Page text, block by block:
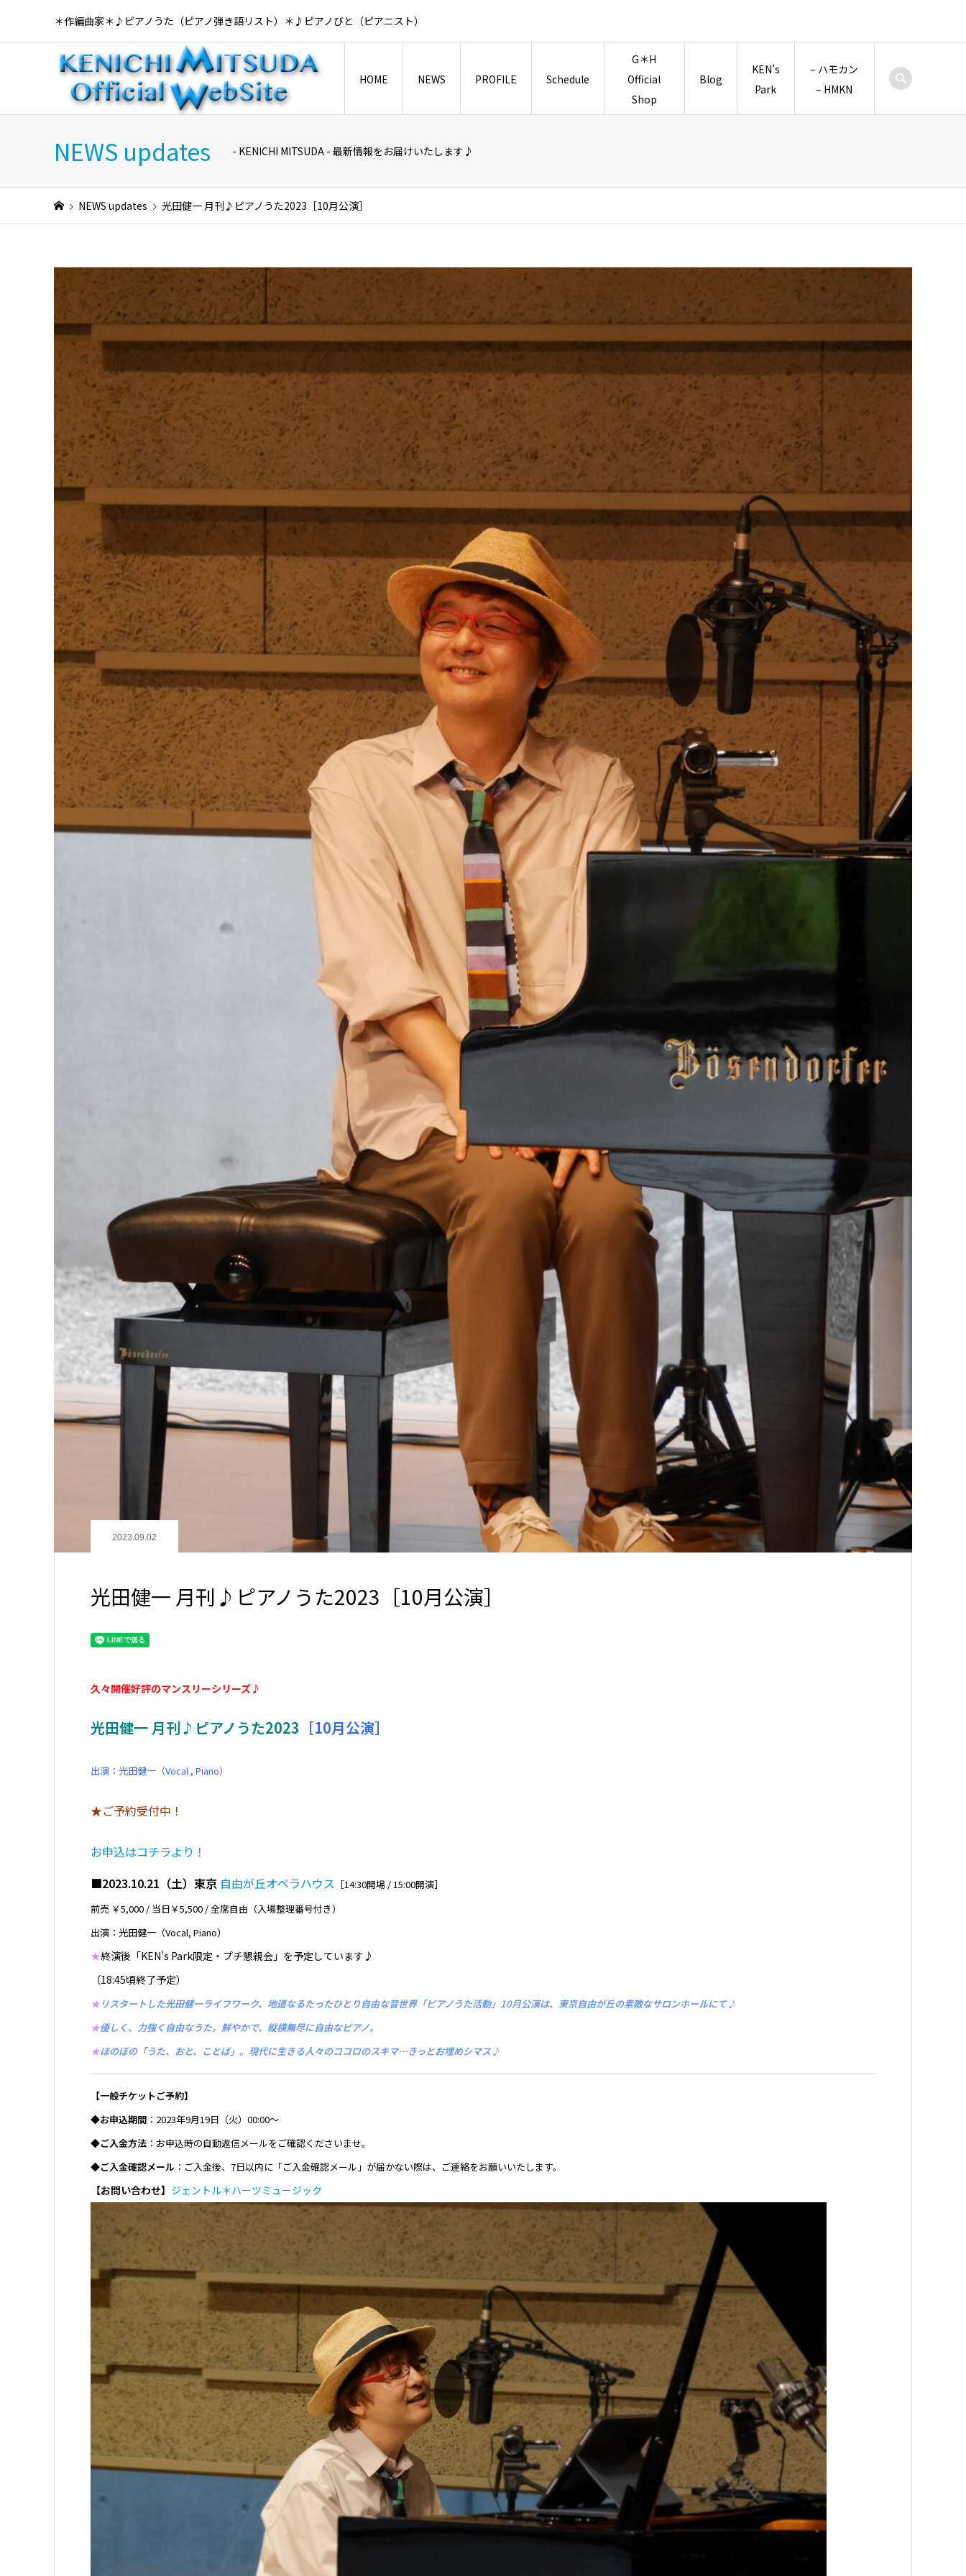
＊作編曲家＊♪ピアノうた（ピアノ弾き語リスト）＊♪ピアノびと（ピアニスト）
HOME NEWS PROFILE Schedule
G＊H
Official
Shop
Blog
KEN’s
Park
– ハモカン
– HMKN
NEWS updates - KENICHI MITSUDA - 最新情報をお届けいたします♪
NEWS updates 光田健一 月刊♪ピアノうた2023［10月公演］
2023.09.02
光田健一 月刊♪ピアノうた2023［10月公演］
久々開催好評のマンスリーシリーズ♪
光田健一 月刊♪ピアノうた2023 ［10月公演］
出演：光田健一（Vocal , Piano）
★ご予約受付中！
お申込はコチラより！
■2023.10.21（土）東京 自由が丘オペラハウス ［14:30開場 / 15:00開演］
前売 ￥5,000 / 当日￥5,500 / 全席自由（入場整理番号付き）
出演：光田健一（Vocal, Piano）
★終演後「KEN’s Park限定・プチ懇親会」を予定しています♪
（18:45頃終了予定）
★リスタートした光田健一ライフワーク、地道なるたったひとり自由な音世界「ピアノうた活動」10月公演は、東京自由が丘の素敵なサロンホールにて♪
★優しく、力強く自由なうた。鮮やかで、縦横無尽に自由なピアノ。
★ほのぼの「うた、おと、ことば」。現代に生きる人々のココロのスキマ…きっとお埋めシマス♪
【一般チケットご予約】
◆お申込期間：2023年9月19日（火）00:00〜
◆ご入金方法：お申込時の自動返信メールをご確認くださいませ。
◆ご入金確認メール ：ご入金後、7日以内に「ご入金確認メール」が届かない際は、ご連絡をお願いいたします。
【お問い合わせ】 ジェントル＊ハーツミュージック